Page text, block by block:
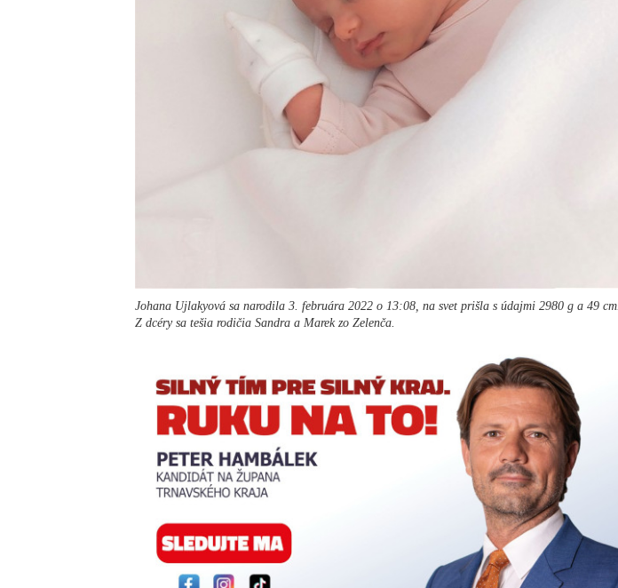
Johana Ujlakyová sa narodila 3. februára 2022 o 13:08, na svet prišla s údajmi 2980 g a 49 cm.
Z dcéry sa tešia rodičia Sandra a Marek zo Zelenča.